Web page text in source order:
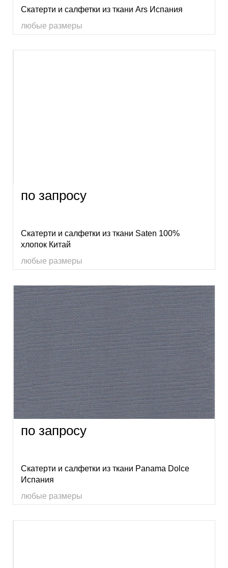
Скатерти и салфетки из ткани Ars Испания
любые размеры
по запросу
Скатерти и салфетки из ткани Saten 100%
хлопок Китай
любые размеры
по запросу
Скатерти и салфетки из ткани Panama Dolce
Испания
любые размеры